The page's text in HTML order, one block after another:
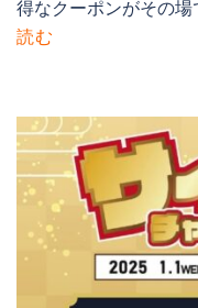
得なクーポンがその
読む